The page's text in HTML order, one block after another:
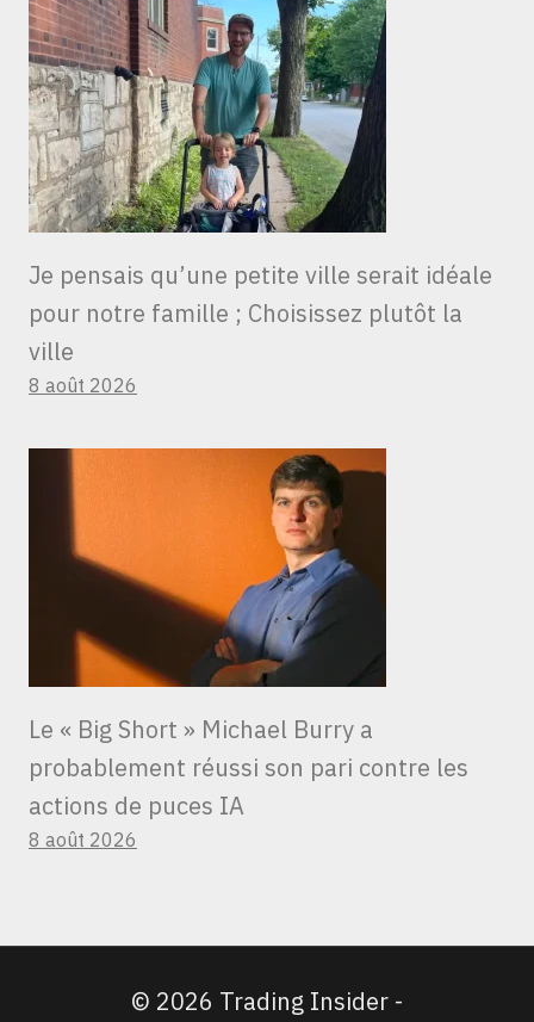
Je pensais qu’une petite ville serait idéale
pour notre famille ; Choisissez plutôt la
ville
8 août 2026
Le « Big Short » Michael Burry a
probablement réussi son pari contre les
actions de puces IA
8 août 2026
© 2026 Trading Insider -